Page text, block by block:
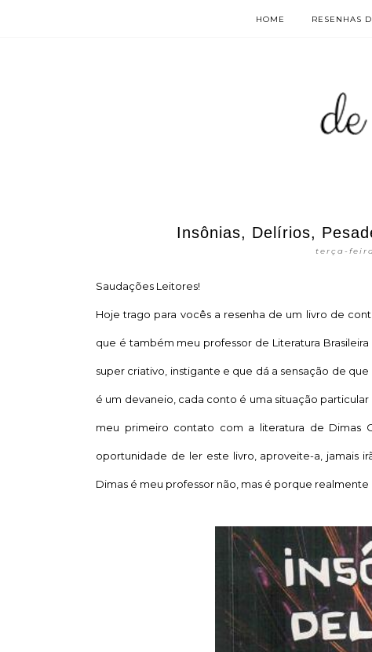
HOME RESENHAS
Insônias, Delírios,
terça-
Saudações Leitores!
Hoje trago para vocês a resenha de um livro de
que é também meu professor de Literatura
super criativo, instigante e que dá a sensação de
é um devaneio, cada conto é uma situação
meu primeiro contato com a literatura de Dimas
oportunidade de ler este livro, aproveite-a, jamais
Dimas é meu professor não, mas é porque realmente